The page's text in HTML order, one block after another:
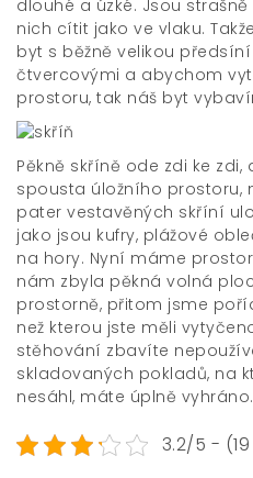
dlouhé a úzké. Jsou
nich cítit jako ve vlaku.
byt s běžně velikou
čtvercovými a abychom
prostoru, tak náš byt
Pěkně skříně ode zdi ke zdi,
spousta úložního prostoru,
pater vestavěných skříní
jako jsou kufry, plážové
na hory. Nyní máme
nám zbyla pěkná volná
prostorně, přitom jsme
než kterou jste měli
stěhování zbavíte
skladovaných pokladů, na
nesáhl, máte úplně vyhráno.
3.2/5 -